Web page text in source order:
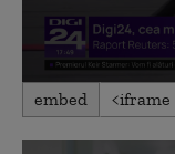
0
seconds
3
embed